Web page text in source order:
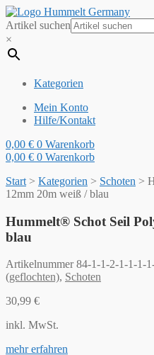
Artikel suchen
×
Kategorien
Mein Konto
Hilfe/Kontakt
0,00 € 0 Warenkorb
0,00 € 0 Warenkorb
Start > Kategorien > Schoten >
12mm 20m weiß / blau
Hummelt® Schot Seil
blau
Artikelnummer84-1-1-2-1-1-1-
(geflochten), Schoten
30,99 €
inkl. MwSt.
mehr erfahren